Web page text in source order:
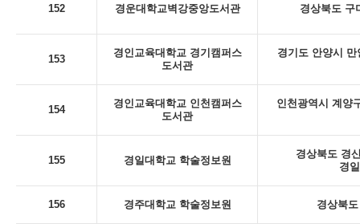
152 경운대학교벽강중앙도서관 경상북도 구
153
경인교육대학교 경기캠퍼스
도서관
경기도 안양시
154
경인교육대학교 인천캠퍼스
도서관
인천광역시 계양
155 경일대학교 학술정보원
경상북도 경
경
156 경주대학교 학술정보원 경상북